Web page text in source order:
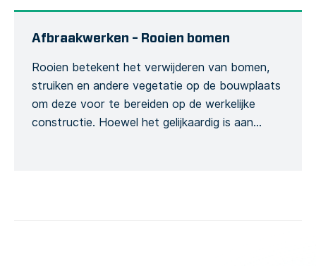
sjabloon kan gebruikt worden om een
gedetailleerd sloopformulier te creëren […]
Afbraakwerken – Rooien bomen
Rooien betekent het verwijderen van bomen,
struiken en andere vegetatie op de bouwplaats
om deze voor te bereiden op de werkelijke
constructie. Hoewel het gelijkaardig is aan